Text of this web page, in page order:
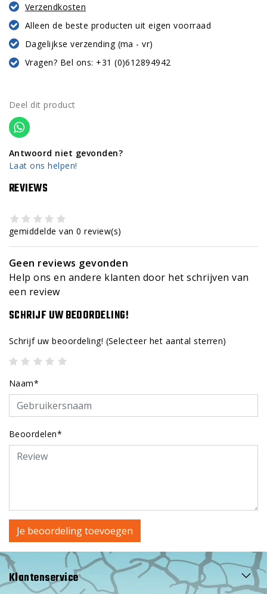
Verzendkosten
Alleen de beste producten uit eigen voorraad
Dagelijkse verzending (ma - vr)
Vragen? Bel ons: +31 (0)612894942
Deel dit product
Antwoord niet gevonden?
Laat ons helpen!
REVIEWS
gemiddelde van 0 review(s)
Geen reviews gevonden
Help ons en andere klanten door het schrijven van
een review
SCHRIJF UW BEOORDELING!
Schrijf uw beoordeling! (Selecteer het aantal sterren)
Naam*
Beoordelen*
Je beoordeling toevoegen
Klantenservice